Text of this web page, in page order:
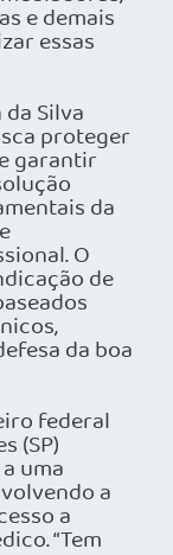
e demais
essas
Silva
proteger
garantir
da
O
de
da boa
federal
(SP)
uma
a
a
“Tem